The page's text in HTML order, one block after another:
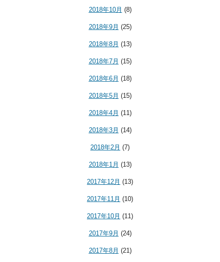
2018年10月 (8)
2018年9月 (25)
2018年8月 (13)
2018年7月 (15)
2018年6月 (18)
2018年5月 (15)
2018年4月 (11)
2018年3月 (14)
2018年2月 (7)
2018年1月 (13)
2017年12月 (13)
2017年11月 (10)
2017年10月 (11)
2017年9月 (24)
2017年8月 (21)